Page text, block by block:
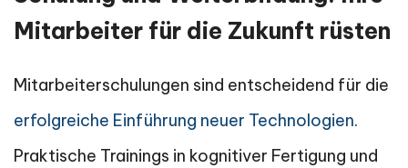
Mitarbeiter für die Zukunft rüsten
Mitarbeiterschulungen sind entscheidend für die
erfolgreiche Einführung neuer Technologien.
Praktische Trainings in kognitiver Fertigung und